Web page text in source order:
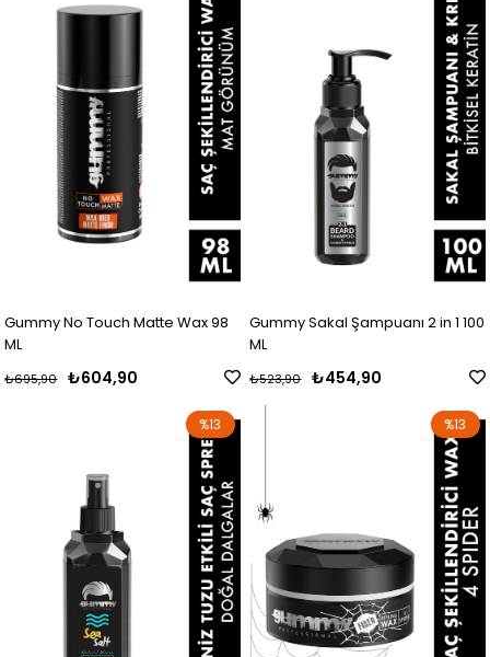
Gummy No Touch Matte Wax 98
ML
₺604,90
₺695,90
Gummy Sakal Şampuanı 2 in 1 100
ML
₺454,90
₺523,90
%13 %13